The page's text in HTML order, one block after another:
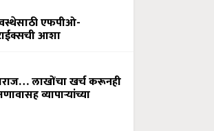
एफपीओ-
आशा
लाखोंचा खर्च करूनही
व्यापाऱ्यांच्या